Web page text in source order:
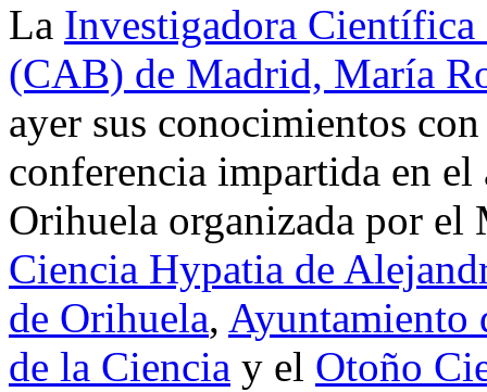
La Investigadora
(CAB) de Madrid, María
ayer sus conocimientos
conferencia impartida en el
Orihuela organizada por el
Ciencia Hypatia de
de Orihuela, Ayuntamiento
de la Ciencia y el Otoño